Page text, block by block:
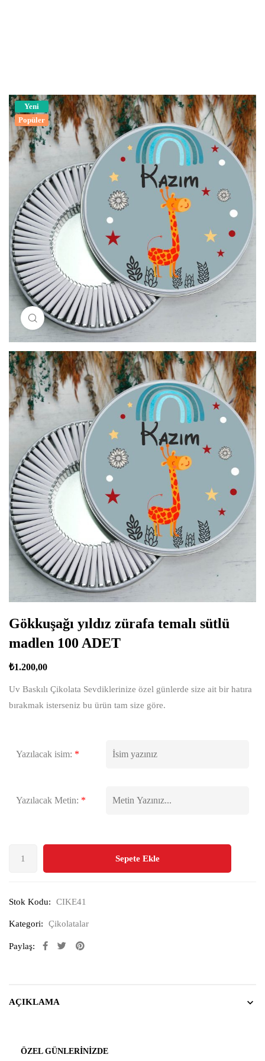
Yeni
Popüler
Resimi büyütmek için tıklayın
Gökkuşağı yıldız zürafa temalı sütlü
madlen 100 ADET
₺1.200,00
Uv Baskılı Çikolata Sevdiklerinize özel günlerde size ait bir hatıra
bırakmak isterseniz bu ürün tam size göre.
Yazılacak isim: *
Yazılacak Metin: *
Sepete Ekle
Stok Kodu: CIKE41
Kategori: Çikolatalar
Paylaş:
AÇIKLAMA
ÖZEL GÜNLERINIZDE